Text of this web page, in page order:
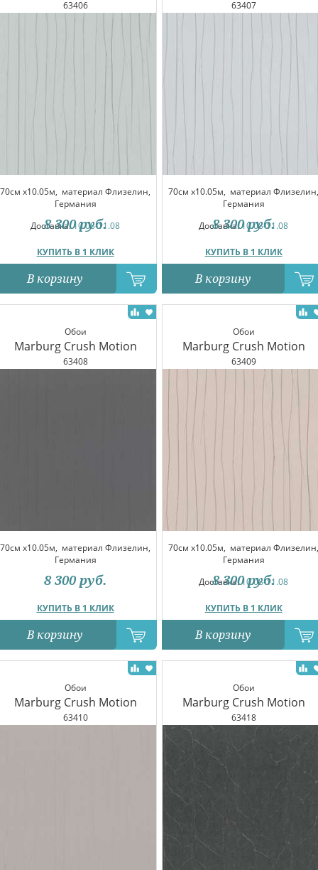
63406
70см x10.05м, материал Флизелин,
Германия
Доставка:10.08-11.08
КУПИТЬ В 1 КЛИК
8 300 руб.
В корзину
63407
70см x10.05м, материал Флизелин,
Германия
Доставка:10.08-11.08
КУПИТЬ В 1 КЛИК
8 300 руб.
В корзину
Обои
Marburg Crush Motion
63408
70см x10.05м, материал Флизелин,
Германия
КУПИТЬ В 1 КЛИК
8 300 руб.
В корзину
Обои
Marburg Crush Motion
63409
70см x10.05м, материал Флизелин,
Германия
Доставка:10.08-11.08
КУПИТЬ В 1 КЛИК
8 300 руб.
В корзину
Обои
Marburg Crush Motion
63410
Обои
Marburg Crush Motion
63418